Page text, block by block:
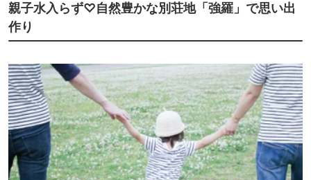
親子水入らず♡自然豊かな別荘地「強羅」で思い出
作り